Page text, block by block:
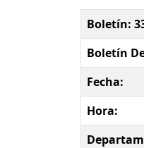
Boletín:
Boletín
Fecha:
Hora: